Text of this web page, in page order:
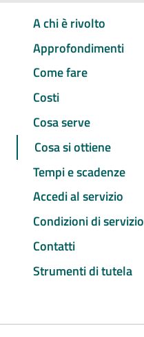
A chi è rivolto
Approfondimenti
Come fare
Costi
Cosa serve
Cosa si ottiene
Tempi e scadenze
Accedi al servizio
Condizioni di servizio
Contatti
Strumenti di tutela